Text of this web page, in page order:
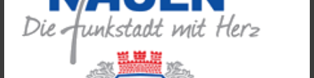
Die Teilnehmerinnen und Teilnehmer können ihre
Erfahrungen und Ideen untereinander austauschen.
In Zukunft wollen wir vorrangig Präsenzseminare
durchführen. Dieses Jahr können die Schulungen noch